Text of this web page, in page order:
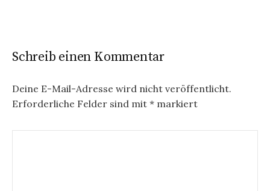
Schreib einen Kommentar
Deine E-Mail-Adresse wird nicht veröffentlicht.
Erforderliche Felder sind mit * markiert